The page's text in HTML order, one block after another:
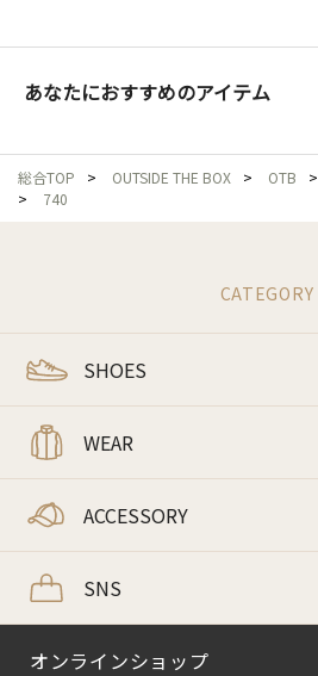
あなたにおすすめのアイテム
総合TOP > OUTSIDE THE BOX > OTB >
>
740
CATEGORY
SHOES
WEAR
ACCESSORY
SNS
オンラインショップ